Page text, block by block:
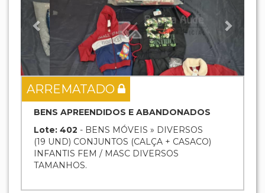
ARREMATADO
BENS APREENDIDOS E ABANDONADOS
Lote: 402 - BENS MÓVEIS » DIVERSOS
(19 UND) CONJUNTOS (CALÇA + CASACO)
INFANTIS FEM / MASC DIVERSOS
TAMANHOS.